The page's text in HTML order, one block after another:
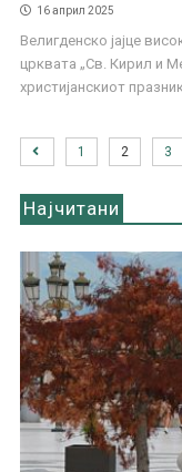
16 април 2025
Велигденско јајце
црквата „Св. Кирил и
христијанскиот
1 2 3
Најчитани